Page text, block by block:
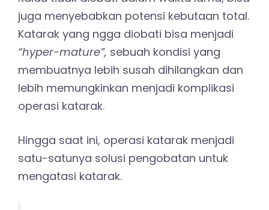
juga menyebabkan potensi kebutaan total.
Katarak yang ngga diobati bisa menjadi
“hyper-mature”, sebuah kondisi yang
membuatnya lebih susah dihilangkan dan
lebih memungkinkan menjadi komplikasi
operasi katarak.
Hingga saat ini, operasi katarak menjadi
satu-satunya solusi pengobatan untuk
mengatasi katarak.